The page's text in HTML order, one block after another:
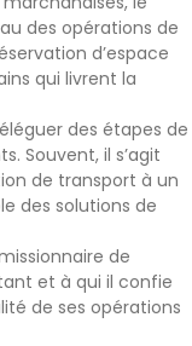
des opérations de
d’espace
qui livrent la
des étapes de
Souvent, il s’agit
de transport à un
des solutions de
de
et à qui il confie
de ses opérations